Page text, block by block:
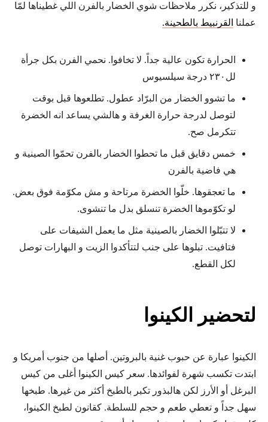
و للتذكير، نكرر ملاحظات شوي الخضار بالفرن اللي غطيناها لمّا
عملنا القرنبيط بالطحينة.
الحرارة تكون عالية جداً. لا تخافوا. نحمي الفرن بكل جرأة
لل٢٣٠ درجة سيلسيوس
ما تشوو الخضار من البرّاد عطول. تطلعوها قبل بوقت
لتوصل لدرجة حرارة الغرفة و هالشي يساعد انه الخضرة
تتكرمل صح.
خمس دقايق قبل ما تحطوا الخضار بالفرن تحمّوا الصينية و
هي فاضية بالفرن
ما تعجقوها. خلّوا الخضرة مرتاحة و مش مكوّمة فوق بعض.
لو تكوّموها الخضرة تنسلق بدل ما تنشوى.
لا تتبّلوا الخضار بالصينية مثل ما يعمل الشيفات على
فتافيت. تبلوها على جنب لتتأكدوا الزيت و البهارات توصل
لكل القطع.
لتحضير الكينوا
الكينوا عبارة عن حبوب غنية بالبروتين. أصلها من جنوب أمريكا و
ابتدت تكسب شهرة لفوائدها. سعر كيس الكينوا أغلى من كيس
البرغل أو الأرز لكن هالبذور تكبر بالطبخ أكثر من غيرها. طبخها
سهل جداً و تعطي طعم و حجم للسلطة. كقانون لطبخ الكينوا،